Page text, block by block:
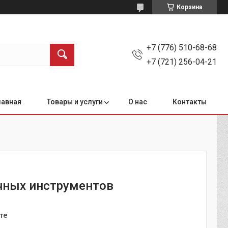
Корзина
+7 (776) 510-68-68
+7 (721) 256-04-21
Товары и услуги О нас Контакты
инструментов